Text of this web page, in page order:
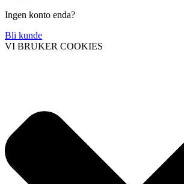
Ingen konto enda?
Bli kunde
VI BRUKER COOKIES